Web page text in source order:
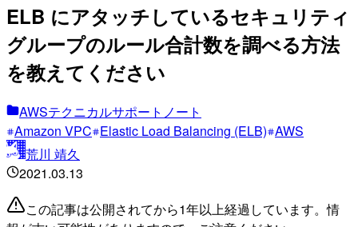
ELB にアタッチしているセキュリティ
グループのルール合計数を調べる方法
を教えてください
AWSテクニカルサポートノート
Amazon VPC Elastic Load Balancing (ELB) AWS
荒川 靖久
2021.03.13
この記事は公開されてから1年以上経過しています。情